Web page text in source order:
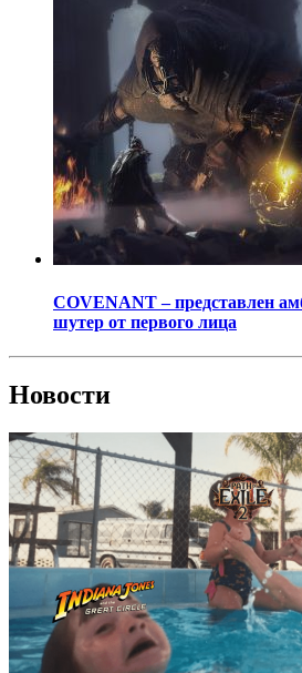
COVENANT – представлен
шутер от первого лица
Новости